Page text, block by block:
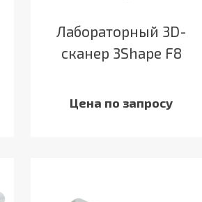
Лабораторный 3D-
сканер 3Shape F8
Цена по запросу